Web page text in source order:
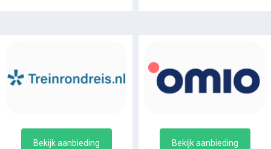
Bekijk aanbieding Bekijk aanbieding